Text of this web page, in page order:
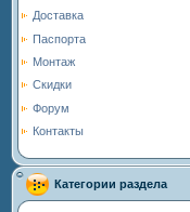
Доставка
Паспорта
Монтаж
Скидки
Форум
Контакты
Категории раздела